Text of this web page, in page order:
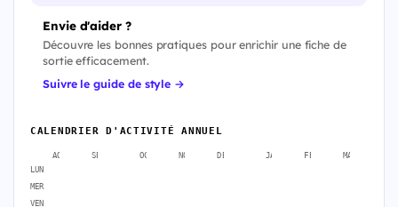
Envie d'aider ?
Découvre les bonnes pratiques pour enrichir une fiche de
sortie efficacement.
Suivre le guide de style →
CALENDRIER D'ACTIVITÉ ANNUEL
AOÛT SEPT. OCT. NOV. DÉC. JANV. FÉVR. MARS
LUN
MER
VEN